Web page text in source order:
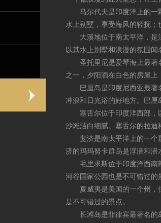
马尔代夫是印度洋上的一颗
水上别墅，享受海风的轻抚；
大溪地位于南太平洋，是法
以其水上别墅和浪漫的氛围闻
圣托里尼是爱琴海上最著
之一，夕阳洒在白色的房屋上
巴厘岛是印度尼西亚最著名
冲浪和日光浴的好地方。巴厘
塞舌尔位于印度洋西部，以
沙滩洁白细腻。塞舌尔的拉迪
斐济是南太平洋上的一个群
济的玛玛努卡群岛是浮潜和潜
毛里求斯位于印度洋西南部
河谷国家公园也是不可错过的
夏威夷是美国的一个州，位
是不可错过的景点。
长滩岛是菲律宾最著名的岛